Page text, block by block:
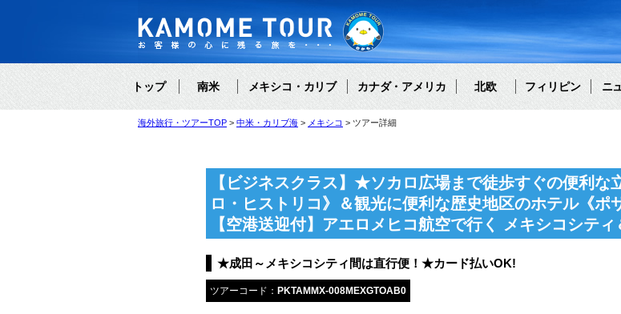
トップ 南米 メキシコ・カリブ カナダ・アメリカ 北欧 フィリピン ニ
海外旅行・ツアーTOP 中米・カリブ海 メキシコ ツアー詳細
【ビジネスクラス】★ソカロ広場まで徒歩すぐの便利な
ロ・ヒストリコ》＆観光に便利な歴史地区のホテル《ポ
【空港送迎付】アエロメヒコ航空で行く メキシコシテ
★成田～メキシコシティ間は直行便！★カード払いOK!
ツアーコード： PKTAMMX-008MEXGTOAB0